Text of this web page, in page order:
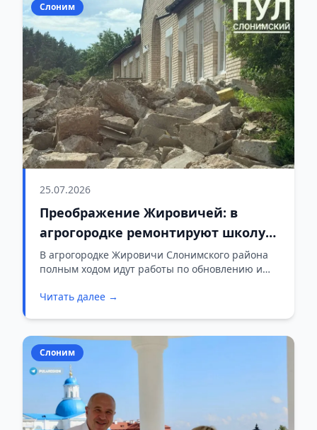
Слоним
25.07.2026
Преображение Жировичей: в
агрогородке ремонтируют школу
искусств, сельсовет и
хозяйственные объекты
В агрогородке Жировичи Слонимского района
полным ходом идут работы по обновлению и
известным культовым сооружениям, но и
жизнь жителей еще комфортнее.
Читать далее →
Слоним